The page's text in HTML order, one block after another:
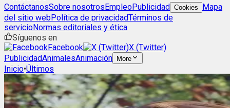
ContáctanosSobre nosotrosEmpleoPublicidad Cookies
Mapa
del sitio webPolítica de privacidadTérminos de
servicioNormas editoriales y ética
Síguenos en
Facebook
X (Twitter)
PublicidadAnimalesAnimación More
Inicio•Últimos